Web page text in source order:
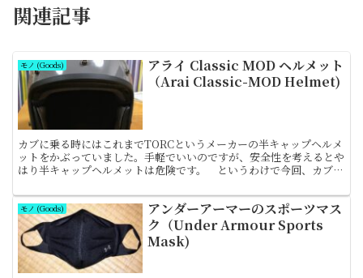
関連記事
モノ (Goods)
アライ Classic MOD ヘルメット
（Arai Classic-MOD Helmet)
カブに乗る時にはこれまでTORCというメーカーの半キャップヘルメ
ットをかぶっていました。手軽でいいのですが、安全性を考えるとや
はり半キャップヘルメットは危険です。 というわけで今回、カブ用
モノ (Goods)
アンダーアーマーのスポーツマス
ク（Under Armour Sports
Mask)